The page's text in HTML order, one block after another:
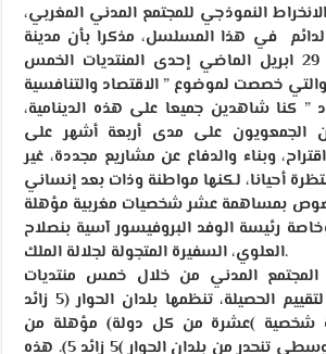
النموذجي للمجتمع المدني المغربي،
في هذا المسلسل، مذكرا بأن مدينة
الرباط احتضنت في 29 ابريل الماضي إحدى المنتديات الخمس
كنا شاهدين جميعا على هذه الدينامية،
الجمعويون على مدى أربعة أشهر على
وبناء والدفاع عن مشاريع مجددة، غير
بمساهمة عشر شخصيات مغربية مؤهلة
رئيسة الوفد البروفيسور آسية بنصلاح
العلوي، السفيرة المتجولة لجلالة الملك.
المدني من خلال خمس منتديات
موضوعاتية واجتماع لتقييم الحصيلة، تنظمها بلدان الحوار (5 زائد
شخصية )عشرة من كل دولة) مؤهلة من
المجتمع المدني المتوسطي تنحدر من بلدان الحوار )5 زائد 5). هذه